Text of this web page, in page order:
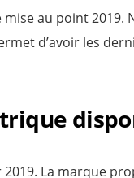
au point 2019.
d’avoir les
La marque